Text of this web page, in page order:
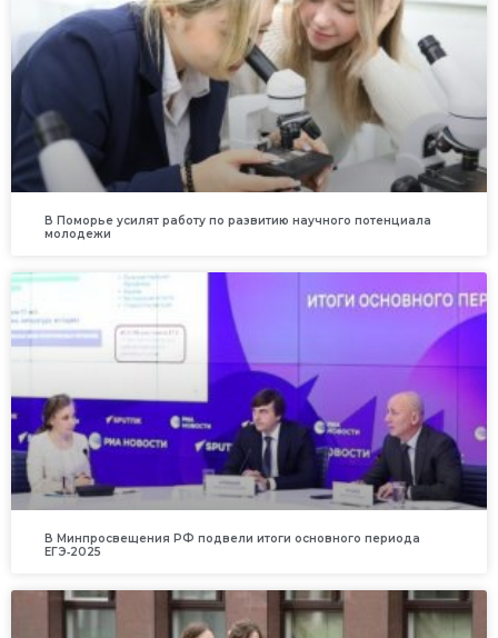
В Поморье усилят работу по развитию научного потенциала
молодежи
В Минпросвещения РФ подвели итоги основного периода
ЕГЭ‑2025